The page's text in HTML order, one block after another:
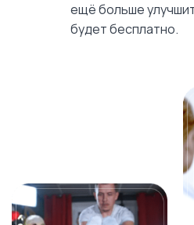
ещё больше
будет бесплатно.